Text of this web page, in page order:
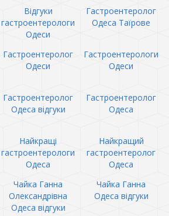
Відгуки
гастроентерологи
Одеси
Гастроентеролог
Одеса Таїрове
Гастроентеролог
Одеси
Гастроентерологи
Одеси
Гастроентеролог
Одеса відгуки
Гастроентеролог
Одеса
Найкращі
гастроентерологи
Одеса
Найкращий
гастроентеролог
Одеса
Чайка Ганна
Олександрівна
Одеса відгуки
Чайка Ганна
Одеса відгуки